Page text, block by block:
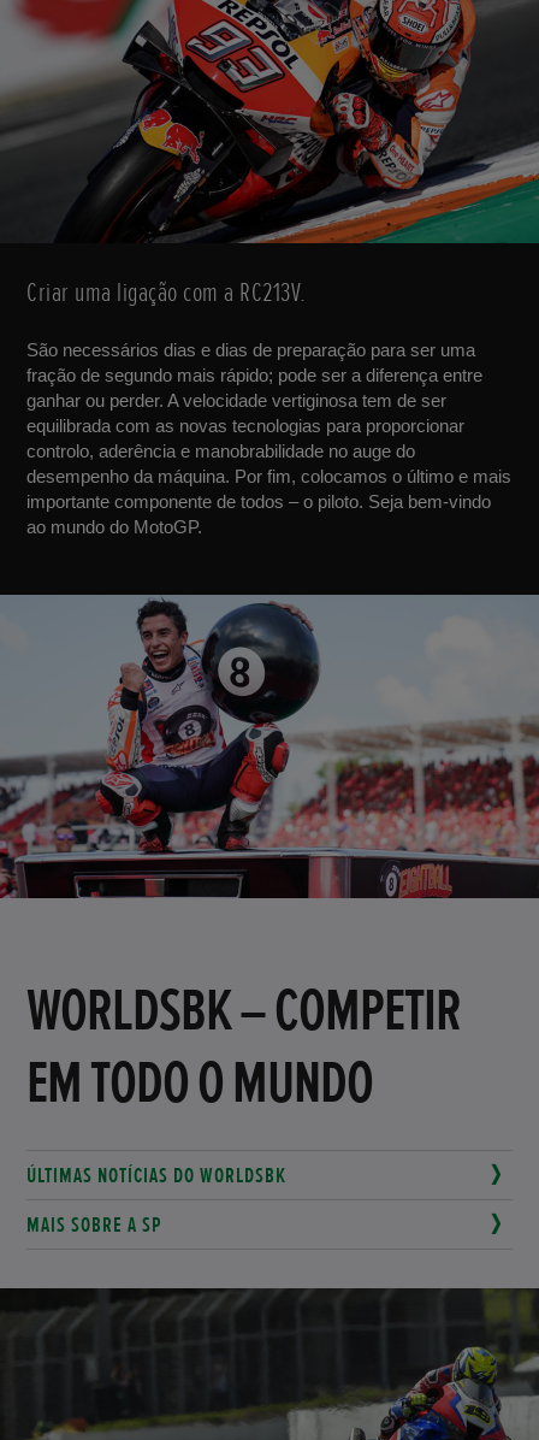
Criar uma ligação com a RC213V.
São necessários dias e dias de preparação para ser uma
fração de segundo mais rápido; pode ser a diferença entre
ganhar ou perder. A velocidade vertiginosa tem de ser
equilibrada com as novas tecnologias para proporcionar
controlo, aderência e manobrabilidade no auge do
desempenho da máquina. Por fim, colocamos o último e mais
importante componente de todos – o piloto. Seja bem-vindo
ao mundo do MotoGP.
WORLDSBK – COMPETIR
EM TODO O MUNDO
ÚLTIMAS NOTÍCIAS DO WORLDSBK
MAIS SOBRE A SP